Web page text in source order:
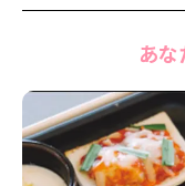
あ